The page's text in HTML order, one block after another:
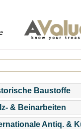
Baustoffe
& Beinarbeiten
Antiq. &